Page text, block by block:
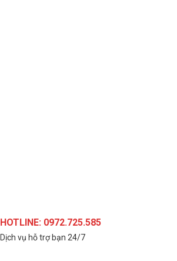
HOTLINE: 0972.725.585
Dịch vụ hỗ trợ bạn 24/7